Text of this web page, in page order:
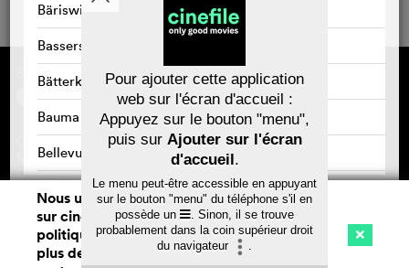
Bäriswil
Bassersdorf
Bätterkinden
Bauma
Bellevue
Bellinzona
Belp
Benken
Sauvegarder
Sponsorisé par
Contact
Mentions légales
Confidentialité des données
À propos de cinefile
S'inscrire/s'abonner
Newsletter
FAQ
Bons-cadeaux
Nous utilisons des cookies. En naviguant
sur cinefile.ch, vous acceptez notre
politique d'utilisation des cookies. Pour
plus de détails, voir notredéclaration de
Pour ajouter cette application
web sur l'écran d'accueil :
Appuyez sur le bouton "menu",
puis sur Ajouter sur l'écran
d'accueil.
Le menu peut-être accessible en appuyant
sur le bouton "menu" du téléphone s'il en
possède un
. Sinon, il se trouve
probablement dans la coin supérieur droit
du navigateur
.